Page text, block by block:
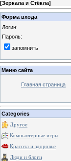
[Зеркала и Стёкла]
Форма входа
Логин:
Пароль:
запомнить
Меню сайта
Главная страница
Categories
Другое
Компьютерные игры
Красота и здоровье
Люди и блоги